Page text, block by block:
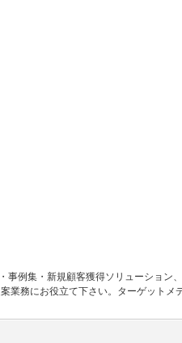
事例集・新規顧客獲得ソリューション
業務にお役立て下さい。ターゲットメ